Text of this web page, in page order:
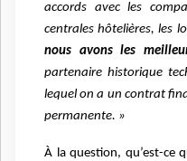
accords avec les
centrales hôtelières, les
nous avons les
partenaire historique
lequel on a un contrat
permanente. »
À la question, qu’est-ce